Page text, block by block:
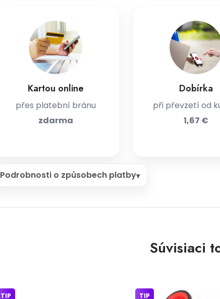
Kartou online
přes platební bránu
zdarma
Dobírka
při převzetí od
1,67 €
Podrobnosti o způsobech platby
Súvisiaci
TIP TIP